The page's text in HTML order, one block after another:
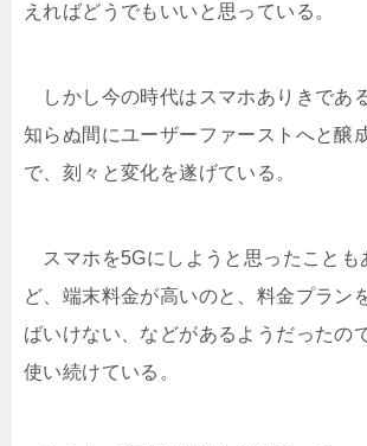
えればどうでもいいと思っている。
しかし今の時代はスマホありきであ
知らぬ間にユーザーファーストへと醸
で、刻々と変化を遂げている。
スマホを5Gにしようと思ったことも
ど、端末料金が高いのと、料金プラン
ばいけない、などがあるようだったの
使い続けている。